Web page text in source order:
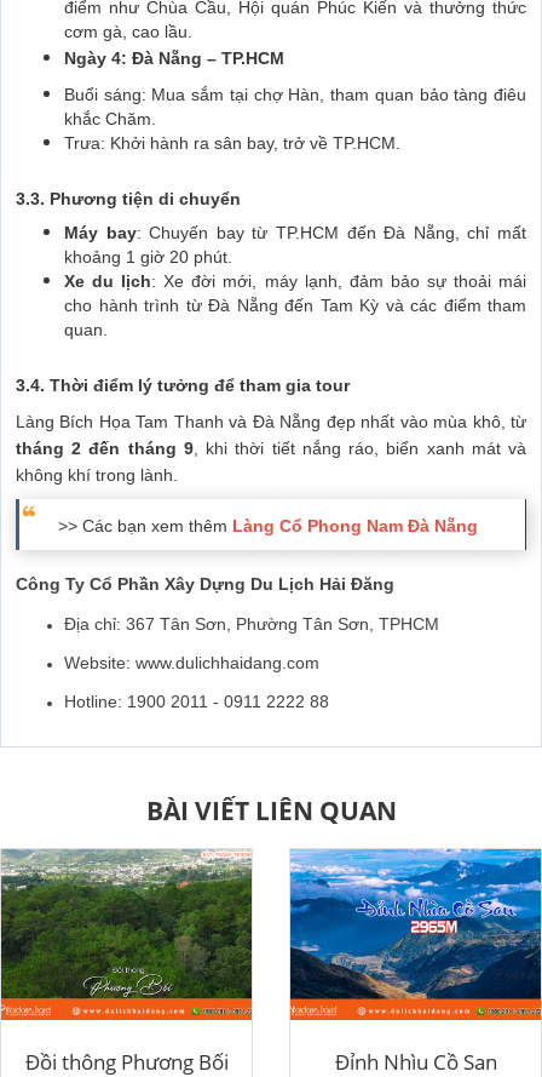
điểm như Chùa Cầu, Hội quán Phúc Kiến và thưởng thức
cơm gà, cao lầu.
Ngày 4: Đà Nẵng – TP.HCM
Buổi sáng: Mua sắm tại chợ Hàn, tham quan bảo tàng điêu
khắc Chăm.
Trưa: Khởi hành ra sân bay, trở về TP.HCM.
3.3. Phương tiện di chuyển
Máy bay: Chuyến bay từ TP.HCM đến Đà Nẵng, chỉ mất
khoảng 1 giờ 20 phút.
Xe du lịch: Xe đời mới, máy lạnh, đảm bảo sự thoải mái
cho hành trình từ Đà Nẵng đến Tam Kỳ và các điểm tham
quan.
3.4. Thời điểm lý tưởng để tham gia tour
Làng Bích Họa Tam Thanh và Đà Nẵng đẹp nhất vào mùa khô, từ
tháng 2 đến tháng 9, khi thời tiết nắng ráo, biển xanh mát và
không khí trong lành.
>> Các bạn xem thêm Làng Cổ Phong Nam Đà Nẵng
Công Ty Cổ Phần Xây Dựng Du Lịch Hải Đăng
Địa chỉ: 367 Tân Sơn, Phường Tân Sơn, TPHCM
Website: www.dulichhaidang.com
Hotline: 1900 2011 - 0911 2222 88
BÀI VIẾT LIÊN QUAN
Đồi thông Phương Bối Đỉnh Nhìu Cồ San